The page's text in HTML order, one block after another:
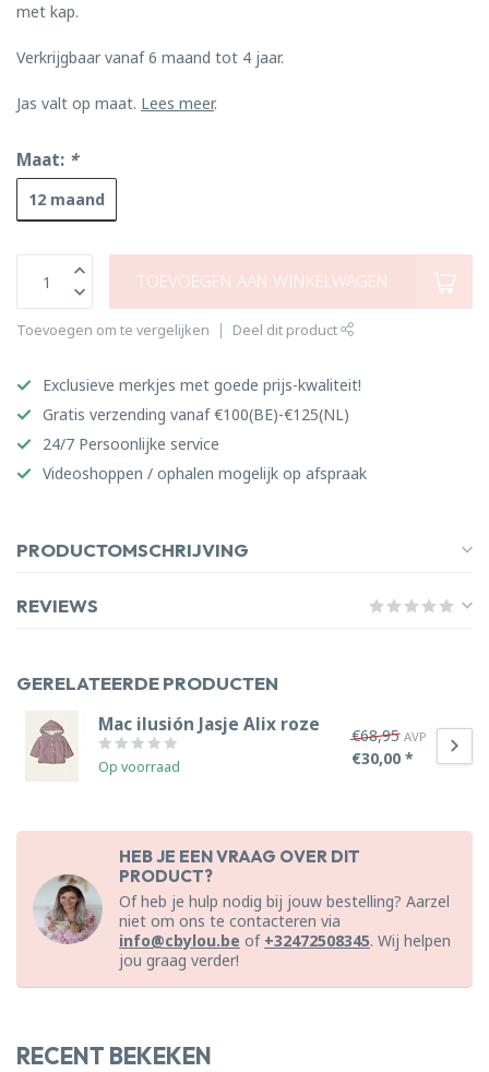
met kap.
Verkrijgbaar vanaf 6 maand tot 4 jaar.
Jas valt op maat. Lees meer.
Maat: *
12 maand
TOEVOEGEN AAN WINKELWAGEN
Toevoegen om te vergelijken Deel dit product
Exclusieve merkjes met goede prijs-kwaliteit!
Gratis verzending vanaf €100(BE)-€125(NL)
24/7 Persoonlijke service
Videoshoppen / ophalen mogelijk op afspraak
PRODUCTOMSCHRIJVING
REVIEWS
GERELATEERDE PRODUCTEN
Mac ilusión Jasje Alix roze
Op voorraad
€68,95 AVP
€30,00 *
HEB JE EEN VRAAG OVER DIT
PRODUCT?
Of heb je hulp nodig bij jouw bestelling? Aarzel
niet om ons te contacteren via
info@cbylou.be of +32472508345. Wij helpen
jou graag verder!
RECENT BEKEKEN